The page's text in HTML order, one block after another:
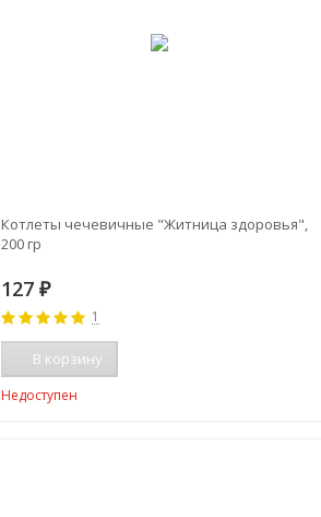
Котлеты чечевичные "Житница здоровья",
200 гр
127 ₽
1
В корзину
Недоступен